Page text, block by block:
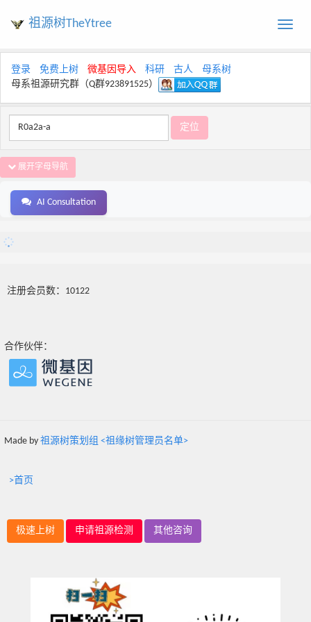
Toggle
祖源树TheYtree
登录 免费上树 微基因导入 科研 古人
母系树
母系祖源研究群（Q群923891525）
展开字母导航
AI Consultation
注册会员数：10122
合作伙伴：
Made by 祖源树策划组 <祖缘树管理员名单>
>首页
极速上树 申请祖源检测 其他咨询